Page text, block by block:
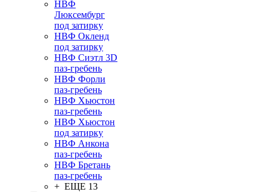
НВФ
Люксембург
под затирку
НВФ Окленд
под затирку
НВФ Сиэтл 3D
паз-гребень
НВФ Форли
паз-гребень
НВФ Хьюстон
паз-гребень
НВФ Хьюстон
под затирку
НВФ Анкона
паз-гребень
НВФ Бретань
паз-гребень
+ ЕЩЕ 13